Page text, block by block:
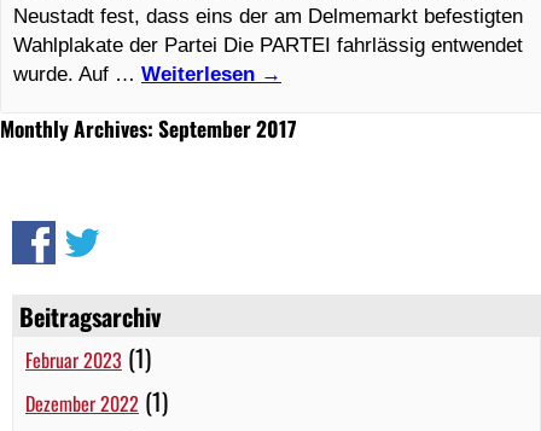
Beitragsarchiv
Februar 2023 (1)
Dezember 2022 (1)
Monthly Archives: September 2017
Neustadt fest, dass eins der am Delmemarkt befestigten
Wahlplakate der Partei Die PARTEI fahrlässig entwendet
wurde. Auf … Weiterlesen →